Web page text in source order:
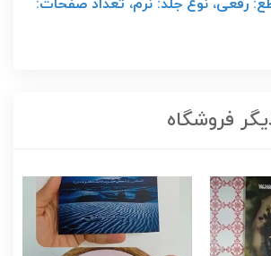
رقعی، نوع جلد: نرم، تعداد صفحات:
فروشگاه